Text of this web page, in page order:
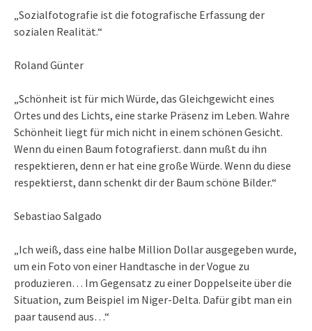
„Sozialfotografie ist die fotografische Erfassung der
sozialen Realität.“
Roland Günter
„Schönheit ist für mich Würde, das Gleichgewicht eines
Ortes und des Lichts, eine starke Präsenz im Leben. Wahre
Schönheit liegt für mich nicht in einem schönen Gesicht.
Wenn du einen Baum fotografierst. dann mußt du ihn
respektieren, denn er hat eine große Würde. Wenn du diese
respektierst, dann schenkt dir der Baum schöne Bilder.“
Sebastiao Salgado
„Ich weiß, dass eine halbe Million Dollar ausgegeben wurde,
um ein Foto von einer Handtasche in der Vogue zu
produzieren… Im Gegensatz zu einer Doppelseite über die
Situation, zum Beispiel im Niger-Delta. Dafür gibt man ein
paar tausend aus…“